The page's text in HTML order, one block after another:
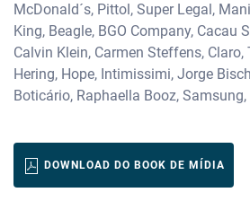
McDonald´s, Pittol, Super Legal,
King, Beagle, BGO Company, Cacau
Calvin Klein, Carmen Steffens, Claro,
Hering, Hope, Intimissimi, Jorge
Boticário, Raphaella Booz,
DOWNLOAD DO BOOK DE MÍDIA